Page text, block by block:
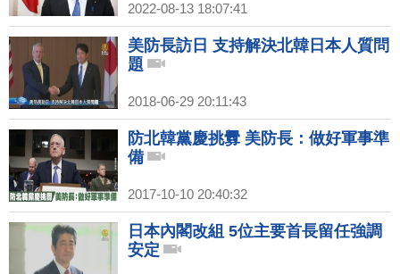
2022-08-13 18:07:41
美防長訪日 支持解決北韓日本人質問
題
2018-06-29 20:11:43
防北韓黨慶挑釁 美防長：做好軍事準
備
2017-10-10 20:40:32
日本內閣改組 5位主要首長留任強調
安定